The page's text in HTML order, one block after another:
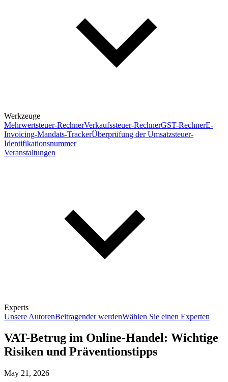
Werkzeuge
Mehrwertsteuer-RechnerVerkaufssteuer-RechnerGST-RechnerE-
Invoicing-Mandats-TrackerÜberprüfung der Umsatzsteuer-
Identifikationsnummer
Veranstaltungen
Experts
Unsere AutorenBeitragender werdenWählen Sie einen Experten
VAT-Betrug im Online-Handel: Wichtige
Risiken und Präventionstipps
May 21, 2026